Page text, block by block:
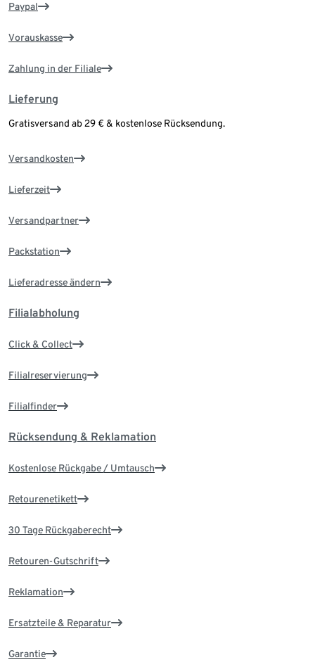
Paypal
Vorauskasse
Zahlung in der Filiale
Lieferung
Gratisversand ab 29 € & kostenlose Rücksendung.
Versandkosten
Lieferzeit
Versandpartner
Packstation
Lieferadresse ändern
Filialabholung
Click & Collect
Filialreservierung
Filialfinder
Rücksendung & Reklamation
Kostenlose Rückgabe / Umtausch
Retourenetikett
30 Tage Rückgaberecht
Retouren-Gutschrift
Reklamation
Ersatzteile & Reparatur
Garantie